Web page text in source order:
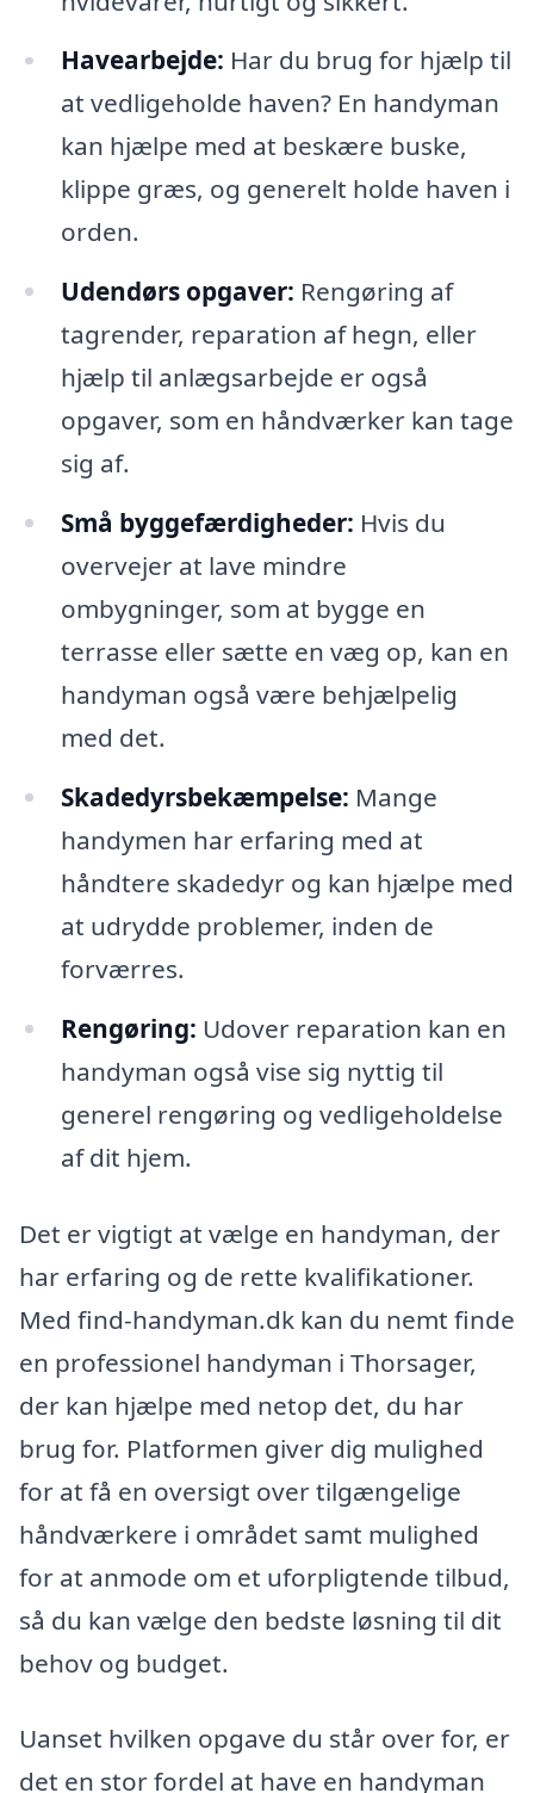
Havearbejde: Har du brug for hjælp til
at vedligeholde haven? En handyman
kan hjælpe med at beskære buske,
klippe græs, og generelt holde haven i
orden.
Udendørs opgaver: Rengøring af
tagrender, reparation af hegn, eller
hjælp til anlægsarbejde er også
opgaver, som en håndværker kan tage
sig af.
Små byggefærdigheder: Hvis du
overvejer at lave mindre
ombygninger, som at bygge en
terrasse eller sætte en væg op, kan en
handyman også være behjælpelig
med det.
Skadedyrsbekæmpelse: Mange
handymen har erfaring med at
håndtere skadedyr og kan hjælpe med
at udrydde problemer, inden de
forværres.
Rengøring: Udover reparation kan en
handyman også vise sig nyttig til
generel rengøring og vedligeholdelse
af dit hjem.
Det er vigtigt at vælge en handyman, der
har erfaring og de rette kvalifikationer.
Med find-handyman.dk kan du nemt finde
en professionel handyman i Thorsager,
der kan hjælpe med netop det, du har
brug for. Platformen giver dig mulighed
for at få en oversigt over tilgængelige
håndværkere i området samt mulighed
for at anmode om et uforpligtende tilbud,
så du kan vælge den bedste løsning til dit
behov og budget.
Uanset hvilken opgave du står over for, er
det en stor fordel at have en handyman